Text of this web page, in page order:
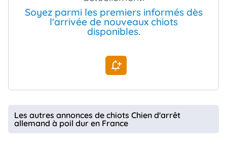
Soyez parmi les premiers informés dès
l'arrivée de nouveaux chiots
disponibles.
Les autres annonces de chiots Chien d'arrêt
allemand à poil dur en France